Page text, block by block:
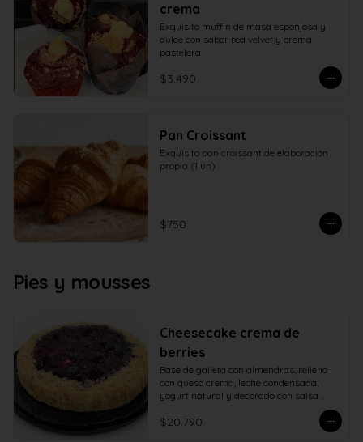
crema
Exquisito muffin de masa esponjosa y
dulce con sabor red velvet y crema
pastelera
$3.490
Pan Croissant
Exquisito pan croissant de elaboración
propia (1 un)
$750
Pies y mousses
Cheesecake crema de
berries
Base de galleta con almendras, relleno
con queso crema, leche condensada,
yogurt natural y decorado con salsa
$20.790